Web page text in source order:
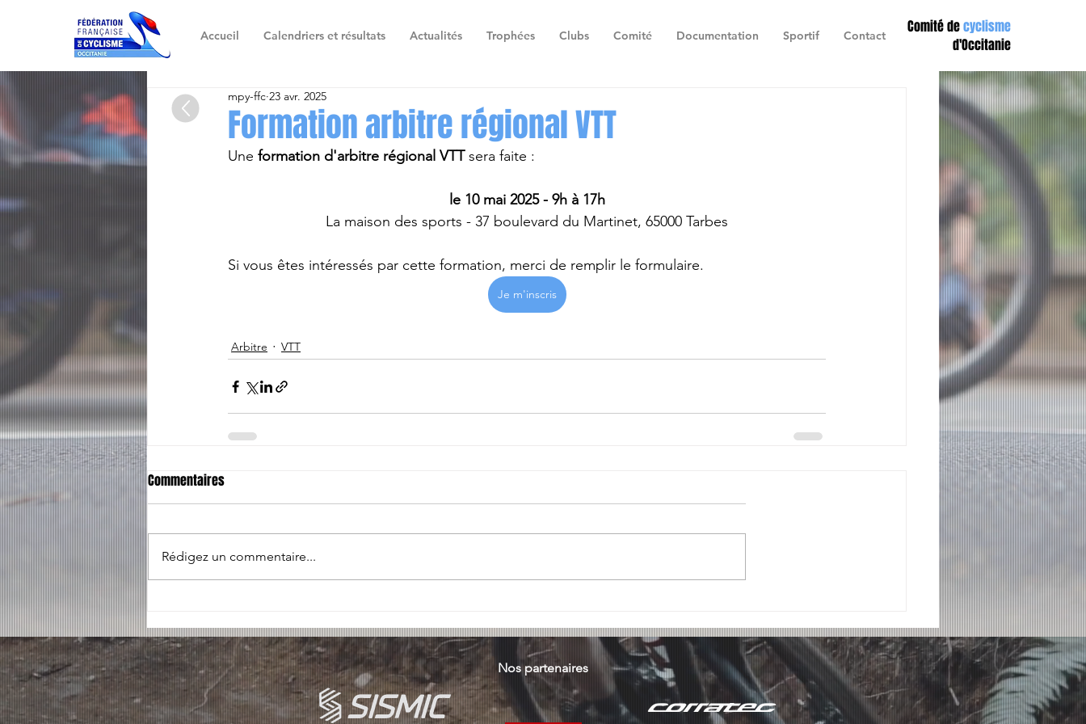
Accueil Calendriers et résultats Actualités Trophées Clubs Comité Documentation Sportif Contact Comité decyclisme
d'Occitanie
Formation arbitre régional VTT
mpy-ffc 23 avr. 2025
Une formation d'arbitre régional VTT sera faite :
le 10 mai 2025 - 9h à 17h
La maison des sports - 37 boulevard du Martinet, 65000 Tarbes
Si vous êtes intéressés par cette formation, merci de remplir le formulaire.
Je m'inscris
Arbitre VTT
Commentaires
Rédigez un commentaire...
Nos partenaires